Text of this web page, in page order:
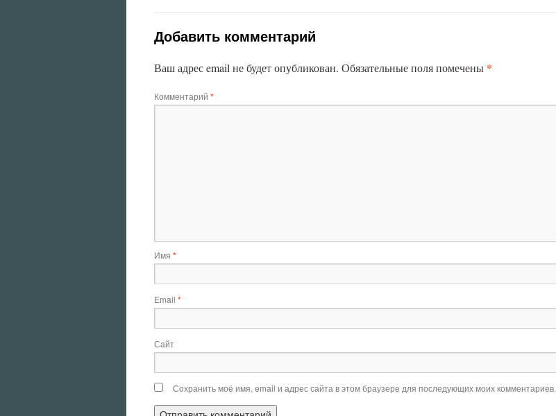
Добавить комментарий
Ваш адрес email не будет опубликован. Обязательные поля помечены *
Комментарий *
Имя *
Email *
Сайт
Сохранить моё имя, email и адрес сайта в этом браузере для последующих моих комментариев.